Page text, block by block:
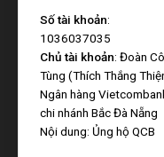
Số tài khoản:
1036037035
Chủ tài khoản: Đoàn
Tùng (Thích Thắng
Ngân hàng
chi nhánh Bắc Đà Nẵng
Nội dung: Ủng hộ QCB